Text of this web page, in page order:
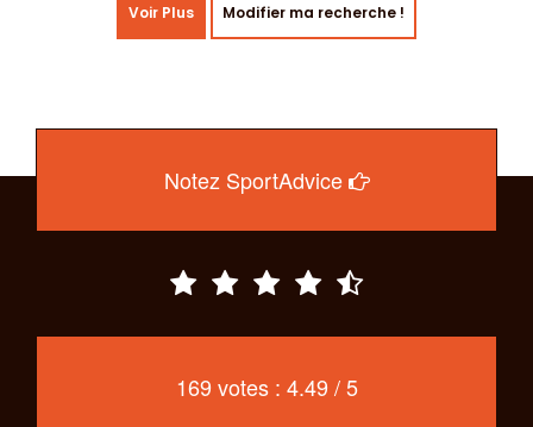
Voir Plus Modifier ma recherche !
Notez SportAdvice
169 votes : 4.49 / 5